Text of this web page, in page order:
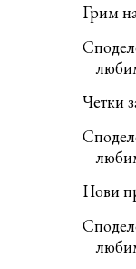
Грим
Четки
Нови